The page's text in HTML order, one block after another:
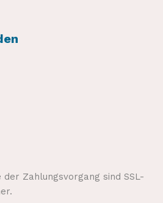
der Zahlungsvorgang sind SSL-